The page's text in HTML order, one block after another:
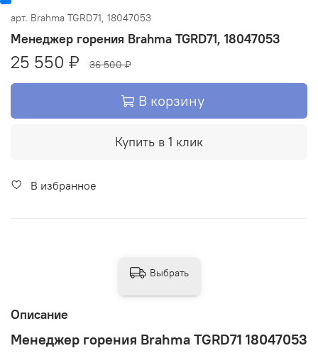
арт. Brahma TGRD71, 18047053
Менеджер горения Brahma TGRD71, 18047053
25 550 ₽ 36 500 ₽
В корзину
Купить в 1 клик
В избранное
Описание
Менеджер горения Brahma TGRD71 18047053
Выбрать